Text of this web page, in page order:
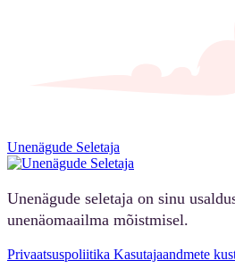
Unenägude Seletaja
Unenägude seletaja on sinu
unenäomaailma mõistmisel.
Privaatsuspoliitika Kasutajaandmete